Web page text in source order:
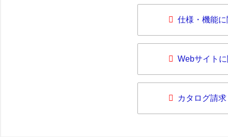
仕様・機能
Webサイト
カタログ請求